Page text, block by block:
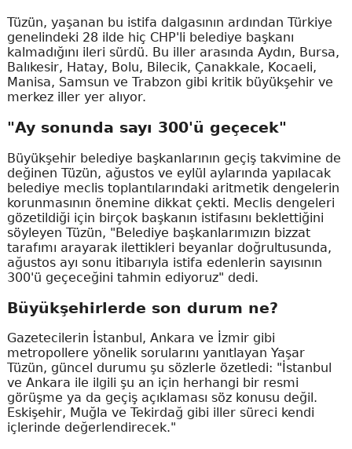
Tüzün, yaşanan bu istifa dalgasının ardından Türkiye
genelindeki 28 ilde hiç CHP'li belediye başkanı
kalmadığını ileri sürdü. Bu iller arasında Aydın, Bursa,
Balıkesir, Hatay, Bolu, Bilecik, Çanakkale, Kocaeli,
Manisa, Samsun ve Trabzon gibi kritik büyükşehir ve
merkez iller yer alıyor.
"Ay sonunda sayı 300'ü geçecek"
Büyükşehir belediye başkanlarının geçiş takvimine de
değinen Tüzün, ağustos ve eylül aylarında yapılacak
belediye meclis toplantılarındaki aritmetik dengelerin
korunmasının önemine dikkat çekti. Meclis dengeleri
gözetildiği için birçok başkanın istifasını beklettiğini
söyleyen Tüzün, "Belediye başkanlarımızın bizzat
tarafımı arayarak ilettikleri beyanlar doğrultusunda,
ağustos ayı sonu itibarıyla istifa edenlerin sayısının
300'ü geçeceğini tahmin ediyoruz" dedi.
Büyükşehirlerde son durum ne?
Gazetecilerin İstanbul, Ankara ve İzmir gibi
metropollere yönelik sorularını yanıtlayan Yaşar
Tüzün, güncel durumu şu sözlerle özetledi: "İstanbul
ve Ankara ile ilgili şu an için herhangi bir resmi
görüşme ya da geçiş açıklaması söz konusu değil.
Eskişehir, Muğla ve Tekirdağ gibi iller süreci kendi
içlerinde değerlendirecek."